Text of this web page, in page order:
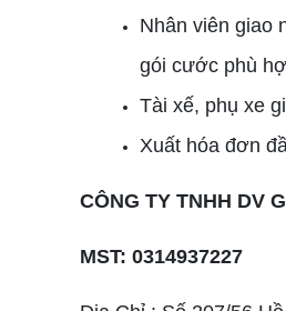
Nhân viên giao
gói cước phù
Tài xế, phụ xe
Xuất hóa đơn
CÔNG TY TNHH DV
MST: 0314937227